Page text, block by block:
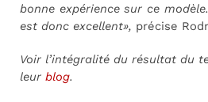
bonne expérience sur ce
est donc excellent», précise
Voir l’intégralité du résultat du
leur blog.